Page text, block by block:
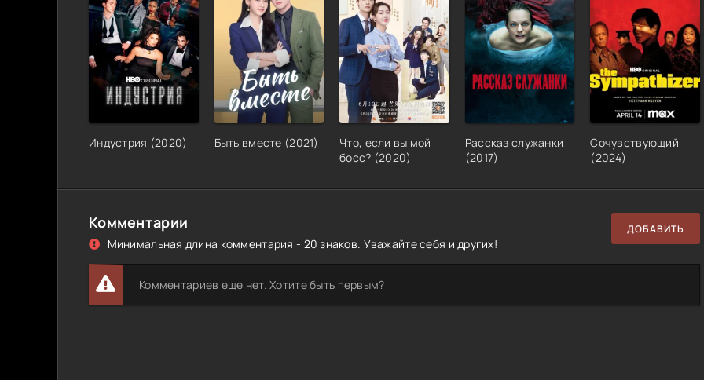
Индустрия (2020) Быть вместе (2021)
Что, если вы мой
босс? (2020)
Рассказ служанки
(2017)
Сочувствующий
(2024)
Комментарии
Минимальная длина комментария - 20 знаков. Уважайте себя и других!
ДОБАВИТЬ
Комментариев еще нет. Хотите быть первым?